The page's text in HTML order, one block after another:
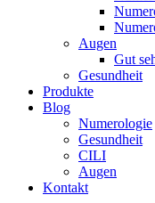
Augen
Gut
Gesundheit
Produkte
Blog
Numerologie
Gesundheit
CILI
Augen
Kontakt